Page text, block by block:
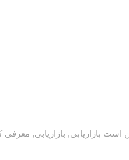
است بازاریابی, بازاریابی, معرفی